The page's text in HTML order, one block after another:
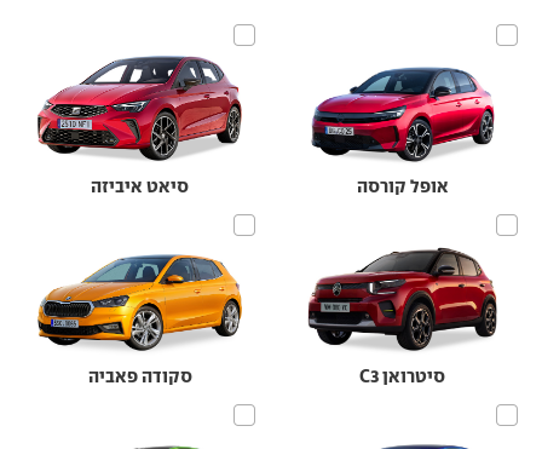
אופל קורסה סיאט איביזה
סיטרואן C3 סקודה פאביה